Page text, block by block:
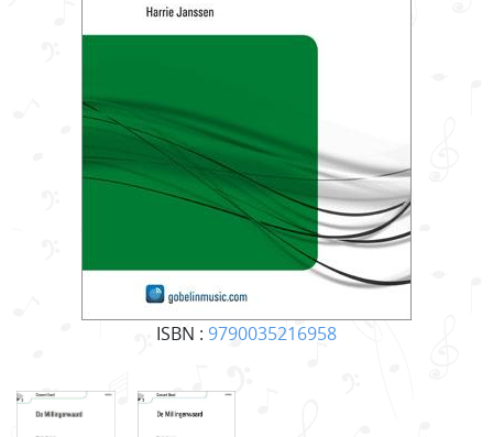
ISBN : 9790035216958